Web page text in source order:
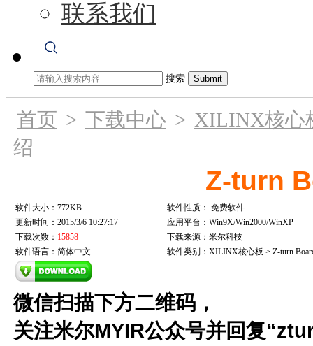
联系我们
搜索
首页 > 下载中心 > XILINX核心
绍
Z-turn
软件大小：772KB 软件性质： 免费软件
更新时间：2015/3/6 10:27:17
应用平台：Win9X/Win2000/WinXP
下载次数： 15858
下载来源：米尔科技
软件语言：简体中文
软件类别：XILINX核心板 > Z-turn
微信扫描下方二维码，
关注米尔MYIR公众号并回复